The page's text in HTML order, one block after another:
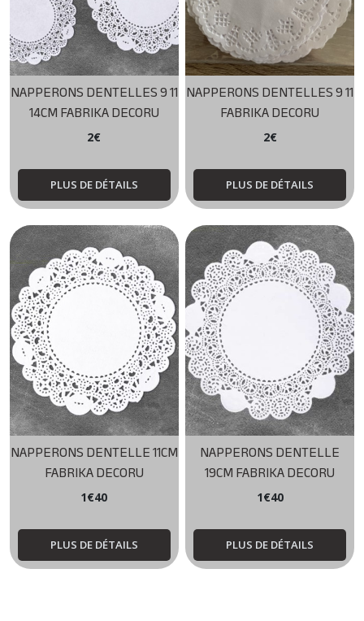
NAPPERONS DENTELLES 9 11
14CM FABRIKA DECORU
2€
PLUS DE DÉTAILS
NAPPERONS DENTELLES 9 11
FABRIKA DECORU
2€
PLUS DE DÉTAILS
NAPPERONS DENTELLE 11CM
FABRIKA DECORU
1€40
PLUS DE DÉTAILS
NAPPERONS DENTELLE
19CM FABRIKA DECORU
1€40
PLUS DE DÉTAILS